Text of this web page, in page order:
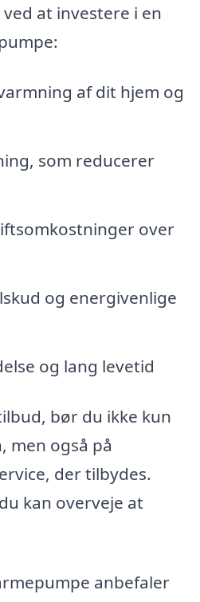
at investere i en
af dit hjem og
som reducerer
over
og energivenlige
og lang levetid
bør du ikke kun
men også på
der tilbydes.
kan overveje at
anbefaler